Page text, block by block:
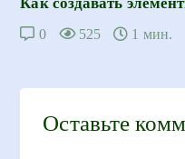
0 525 1 мин.
Оставьте